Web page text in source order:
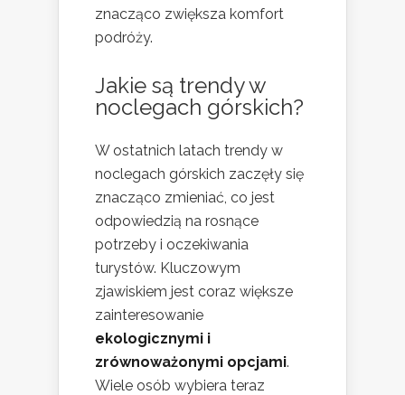
znacząco zwiększa komfort
podróży.
Jakie są trendy w
noclegach górskich?
W ostatnich latach trendy w
noclegach górskich zaczęły się
znacząco zmieniać, co jest
odpowiedzią na rosnące
potrzeby i oczekiwania
turystów. Kluczowym
zjawiskiem jest coraz większe
zainteresowanie
ekologicznymi i
zrównoważonymi opcjami.
Wiele osób wybiera teraz